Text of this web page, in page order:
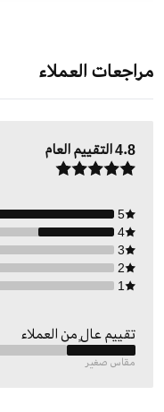
مراجعات العملاء
4.8التقييم العام
5
4
3
2
1
تقييم عالٍ من العملاء
مقاس صغير